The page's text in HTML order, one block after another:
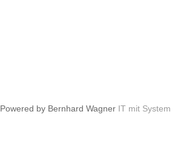
Powered by Bernhard Wagner IT mit System